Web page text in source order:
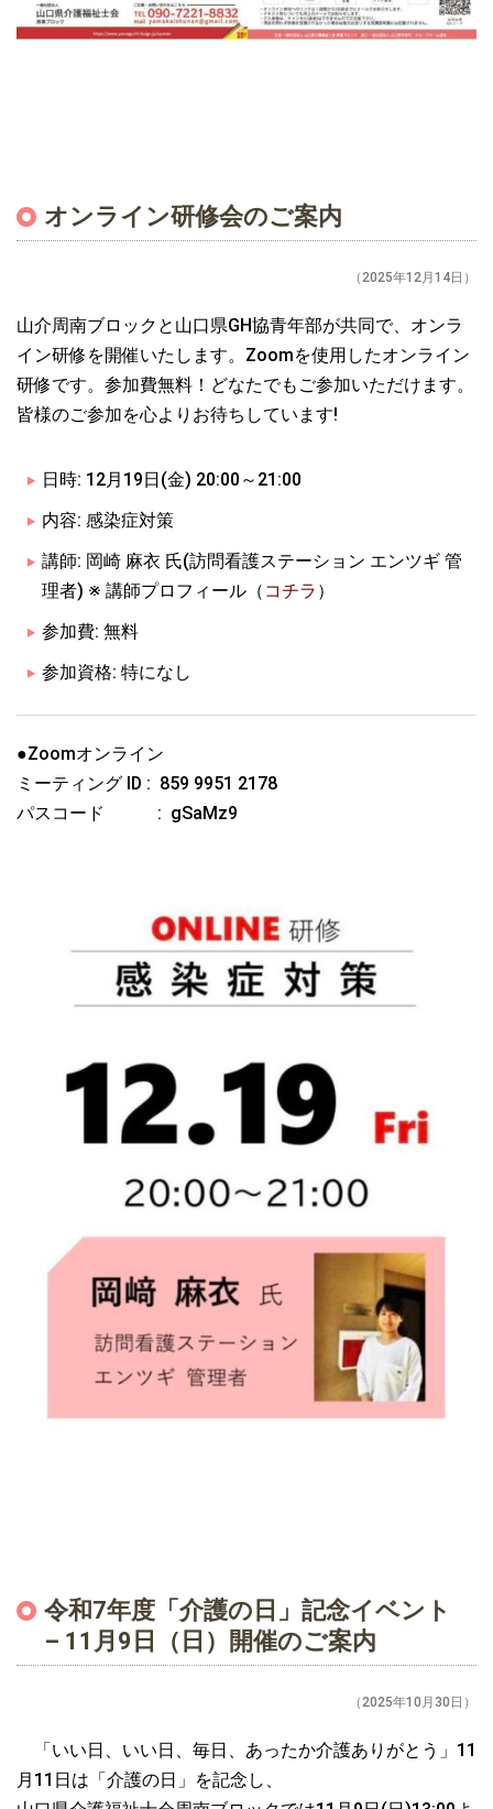
オンライン研修会のご案内
（2025年12月14日）
山介周南ブロックと山口県GH協青年部が共同で、 オンラ
イン研修を開催いたします。 Zoomを使用したオンライン
研修です。参加費無料！ どなたでもご参加いただけます。
皆様のご参加を心よりお待ちしています!
日時: 12月19日(金) 20:00～21:00
内容: 感染症対策
講師: 岡崎 麻衣 氏(訪問看護ステーション エンツギ 管
理者) ※ 講師プロフィール（ コチラ ）
参加費: 無料
参加資格: 特になし
●Zoomオンライン
ミーティング ID : 859 9951 2178
パスコード : gSaMz9
令和7年度「介護の日」記念イベント
– 11月9日（日）開催のご案内
（2025年10月30日）
「いい日、いい日、毎日、あったか介護ありがとう」11
月11日は「介護の日」を記念し、